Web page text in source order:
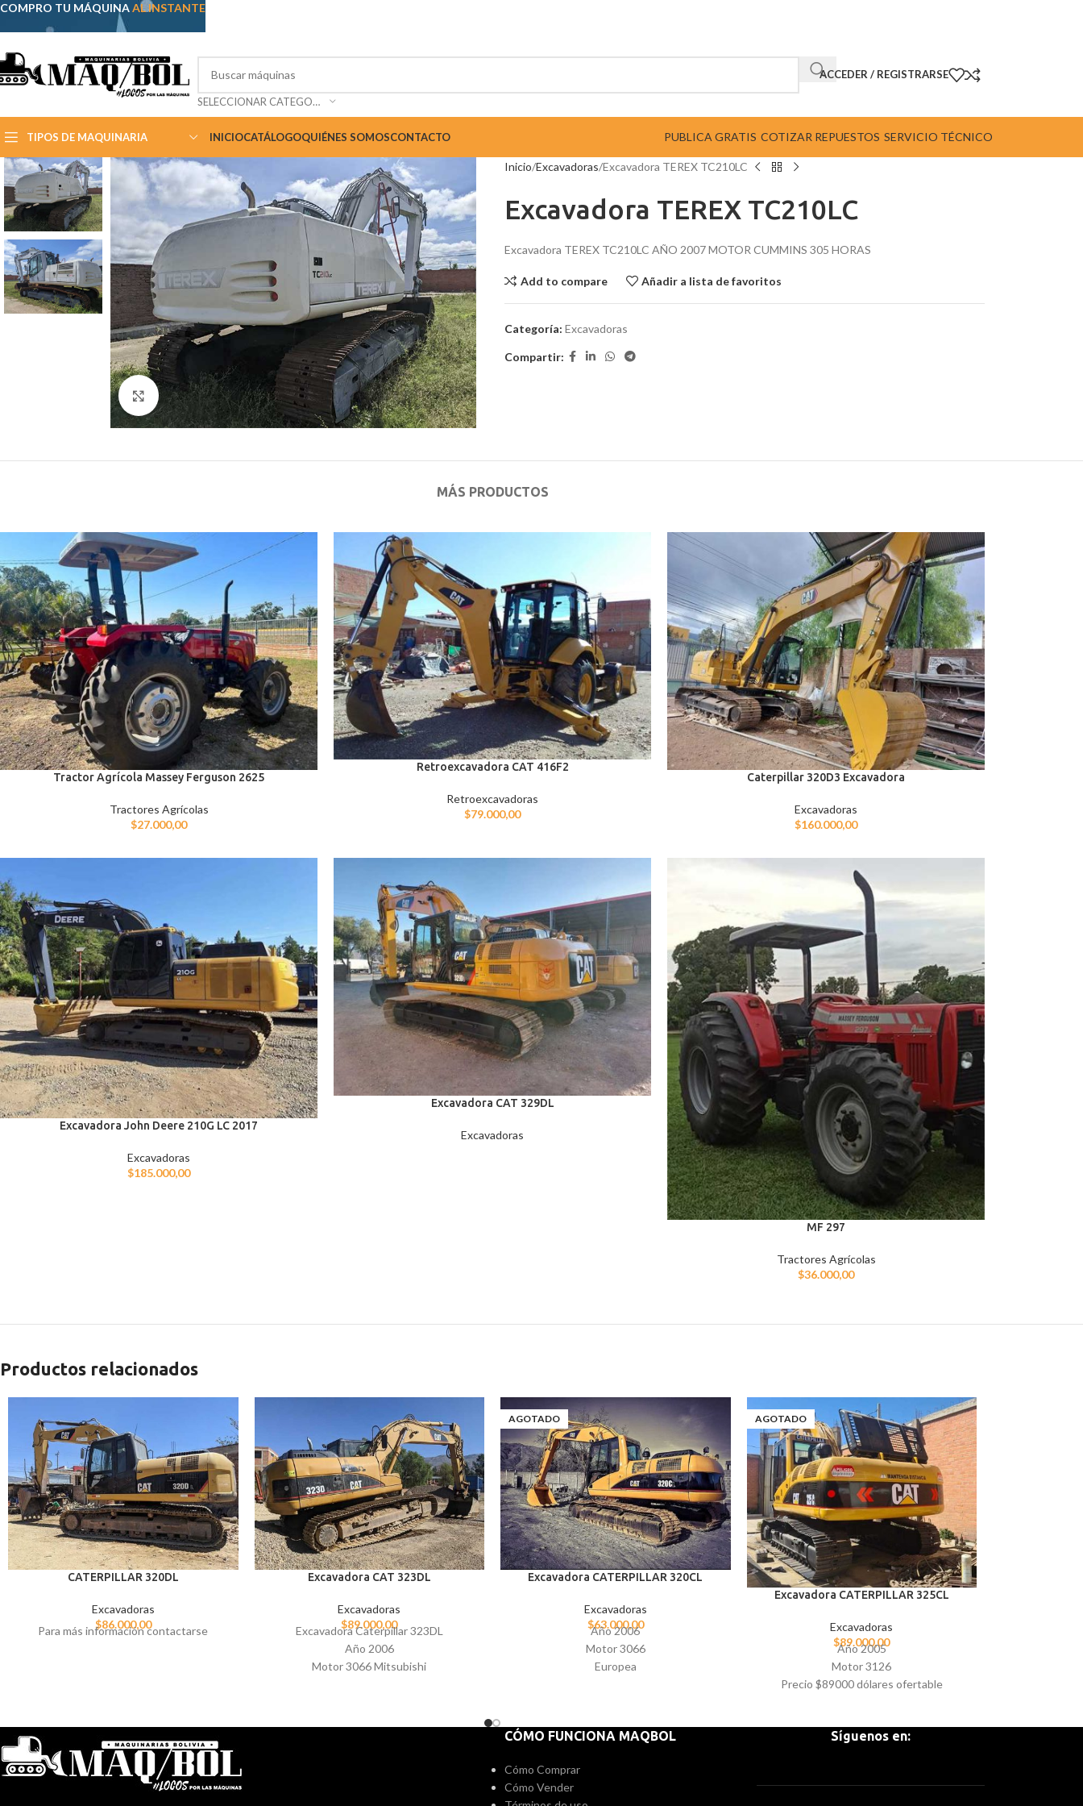
SELECCIONAR CATEGORÍA
ACCEDER / REGISTRARSE
TIPOS DE MAQUINARIA INICIOCATÁLOGOQUIÉNES SOMOSCONTACTO PUBLICA GRATIS COTIZAR REPUESTOS SERVICIO TÉCNICO
Click para agrandar
Inicio Excavadoras Excavadora TEREX TC210LC
Excavadora TEREX TC210LC
Excavadora TEREX TC210LC AÑO 2007 MOTOR CUMMINS 305 HORAS
Add to compare Añadir a lista de favoritos
Categoría: Excavadoras
Compartir:
MÁS PRODUCTOS
Tractor Agrícola Massey Ferguson 2625
Tractores Agrícolas
$27.000,00
Retroexcavadora CAT 416F2
Retroexcavadoras
$79.000,00
Caterpillar 320D3 Excavadora
Excavadoras
$160.000,00
Excavadora John Deere 210G LC 2017
Excavadoras
$185.000,00
Excavadora CAT 329DL
Excavadoras
MF 297
Tractores Agrícolas
$36.000,00
Productos relacionados
CATERPILLAR 320DL
Excavadoras
$86.000,00
Para más información contactarse
Excavadora CAT 323DL
Excavadoras
$89.000,00
Excavadora Caterpillar 323DL
Año 2006
Motor 3066 Mitsubishi
AGOTADO
Excavadora CATERPILLAR 320CL
Excavadoras
$63.000,00
Año 2006
Motor 3066
Europea
AGOTADO
Excavadora CATERPILLAR 325CL
Excavadoras
$89.000,00
Año 2005
Motor 3126
Precio $89000 dólares ofertable
CÓMO FUNCIONA MAQBOL
Cómo Comprar
Cómo Vender
Síguenos en:
COMPRO TU MÁQUINAAL INSTANTE